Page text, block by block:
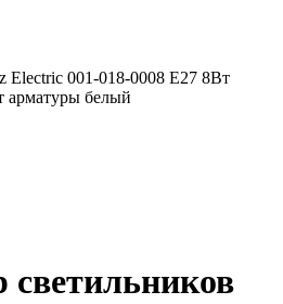
Electric 001-018-0008 E27 8Вт
арматуры белый
светильников